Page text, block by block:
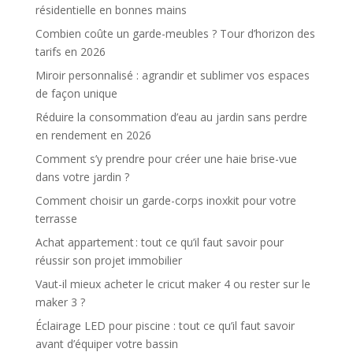
résidentielle en bonnes mains
Combien coûte un garde-meubles ? Tour d’horizon des
tarifs en 2026
Miroir personnalisé : agrandir et sublimer vos espaces
de façon unique
Réduire la consommation d’eau au jardin sans perdre
en rendement en 2026
Comment s’y prendre pour créer une haie brise-vue
dans votre jardin ?
Comment choisir un garde-corps inoxkit pour votre
terrasse
Achat appartement : tout ce qu’il faut savoir pour
réussir son projet immobilier
Vaut-il mieux acheter le cricut maker 4 ou rester sur le
maker 3 ?
Éclairage LED pour piscine : tout ce qu’il faut savoir
avant d’équiper votre bassin